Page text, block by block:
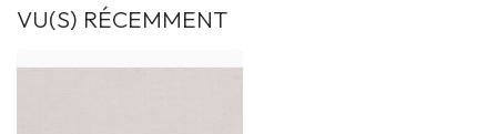
VU(S) RÉCEMMENT